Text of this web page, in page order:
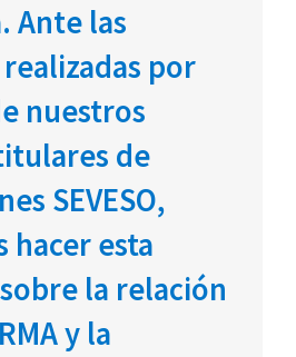
Ante las
por
nuestros
de
SEVESO,
hacer esta
la relación
y la